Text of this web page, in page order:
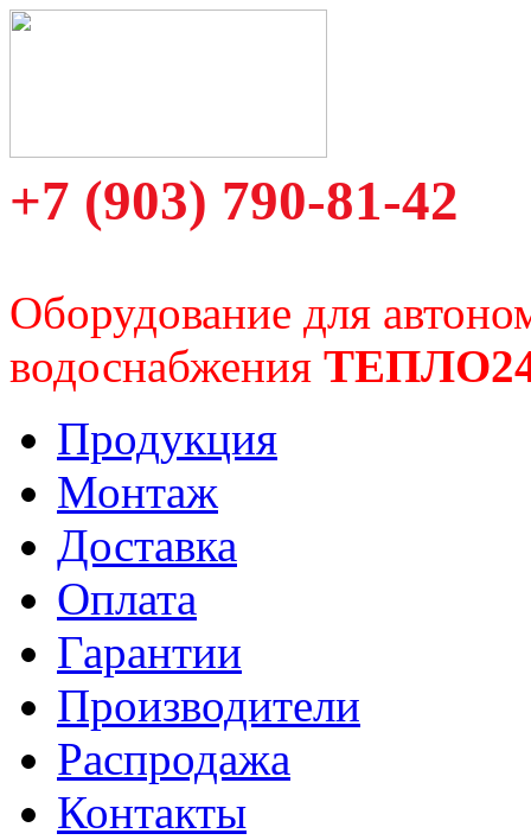
+7 (903) 790-81-42
Оборудование для
водоснабжения
Продукция
Монтаж
Доставка
Оплата
Гарантии
Производители
Распродажа
Контакты